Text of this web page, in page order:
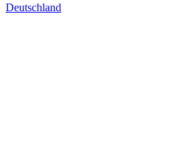
Deutschland